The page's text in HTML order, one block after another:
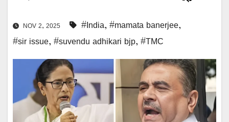
NOV 2, 2025 #India, #mamata banerjee,
#sir issue, #suvendu adhikari bjp, #TMC